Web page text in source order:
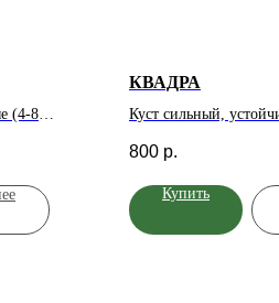
(4-8
лёгкий.
КВАДРА
Куст сильный,
бархатный, темно
дождю устойчив,
классическая,
легкий. Лист средне
800 р.
Купить